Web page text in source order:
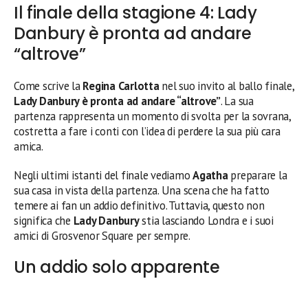
Il finale della stagione 4: Lady
Danbury è pronta ad andare
“altrove”
Come scrive laRegina Carlottanel suo invito al ballo finale,
Lady Danbury è pronta ad andare “altrove”. La sua
partenza rappresenta un momento di svolta per la sovrana,
costretta a fare i conti con l’idea di perdere la sua più cara
amica.
Negli ultimi istanti del finale vediamoAgathapreparare la
sua casa in vista della partenza. Una scena che ha fatto
temere ai fan un addio definitivo. Tuttavia, questo non
significa che Lady Danburystia lasciando Londra e i suoi
amici di Grosvenor Square per sempre.
Un addio solo apparente